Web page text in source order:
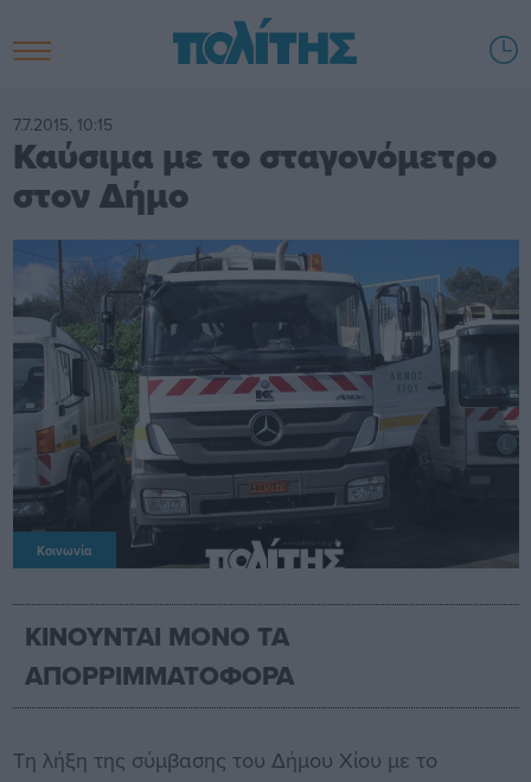
7.7.2015, 10:15
Καύσιμα με το σταγονόμετρο
στον Δήμο
Κοινωνία
ΚΙΝΟΥΝΤΑΙ ΜΟΝΟ ΤΑ
ΑΠΟΡΡΙΜΜΑΤΟΦΟΡΑ
Τη λήξη της σύμβασης του Δήμου Χίου με το